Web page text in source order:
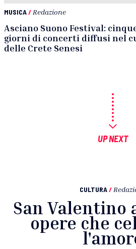
MUSICA/ Redazione
Asciano Suono Festival:
giorni di concerti diffusi nel
delle Crete Senesi
UP NEXT
CULTURA /
San Valentino
opere che